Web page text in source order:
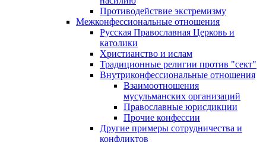
Противодействие экстремизму
Межконфессиональные отношения
Русская Православная Церковь и
католики
Христианство и ислам
Традиционные религии против "сект"
Внутриконфессиональные отношения
Взаимоотношения
мусульманских организаций
Православные юрисдикции
Прочие конфессии
Другие примеры сотрудничества и
конфликтов